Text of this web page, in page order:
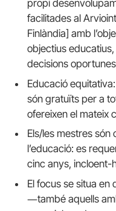
propi
facilitades al
Finlàndia] amb
objectius
decisions
Educació
són gratuïts per a
ofereixen el mateix
Els/les mestres
l’educació: es
cinc anys, incloent-
El focus se situa en
―també aquells